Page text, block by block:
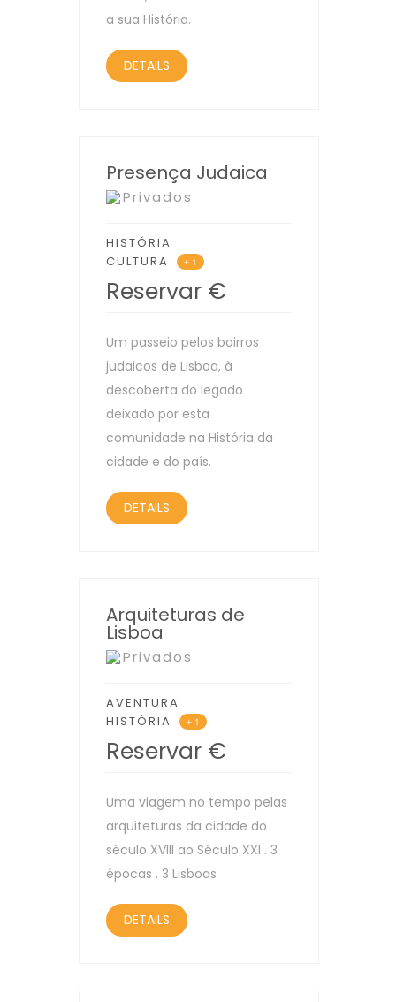
a sua História.
DETAILS
Presença Judaica
Privados
HISTÓRIA
CULTURA
+ 1
Reservar €
Um passeio pelos bairros
judaicos de Lisboa, à
descoberta do legado
deixado por esta
comunidade na História da
cidade e do país.
DETAILS
Arquiteturas de
Lisboa
Privados
AVENTURA
HISTÓRIA
+ 1
Reservar €
Uma viagem no tempo pelas
arquiteturas da cidade do
século XVIII ao Século XXI . 3
épocas . 3 Lisboas
DETAILS